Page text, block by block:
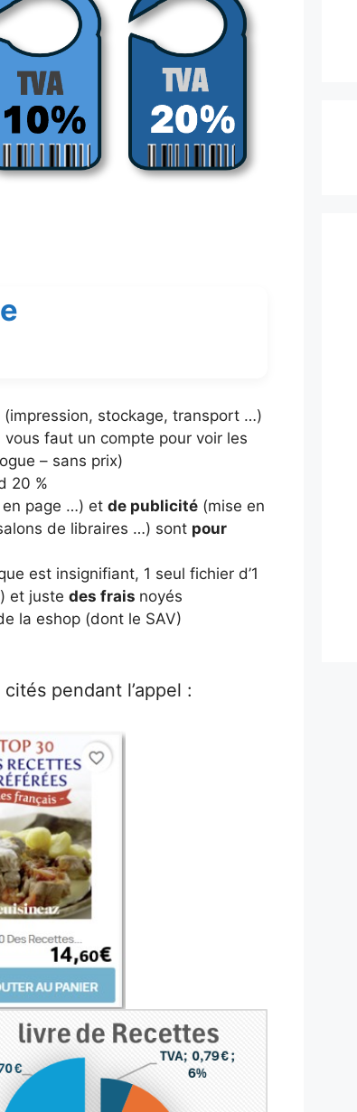
(impression, stockage, transport …)
vous faut un compte pour voir les
– sans prix)
20 %
page …) et de publicité (mise en
de libraires …) sont pour
est insignifiant, 1 seul fichier d’1
et juste des frais noyés
la eshop (dont le SAV)
pendant l’appel :